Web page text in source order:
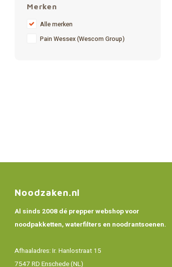
Merken
Alle merken
Pain Wessex (Wescom Group)
Noodzaken.nl
Al sinds 2008 dé prepper webshop voor
noodpakketten, waterfilters en noodrantsoenen.
Afhaaladres: Ir. Hanlostraat 15
7547 RD Enschede (NL)